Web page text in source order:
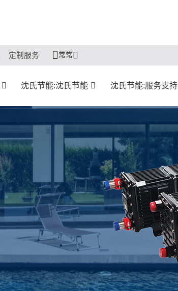
定制服务 常常
沈氏节能:沈氏节能 沈氏节能:服务支持